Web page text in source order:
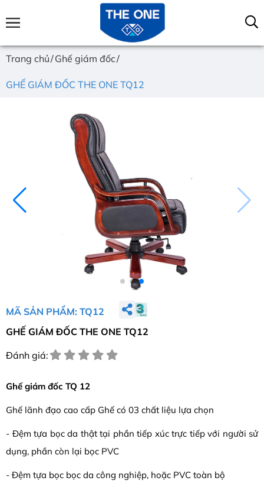
Trang chủ Ghế giám đốc
GHẾ GIÁM ĐỐC THE ONE TQ12
MÃ SẢN PHẨM: TQ12
GHẾ GIÁM ĐỐC THE ONE TQ12
Đánh giá:
Ghế giám đốc TQ 12
Ghế lãnh đạo cao cấp Ghế có 03 chất liệu lựa chọn
- Đệm tựa bọc da thật tại phần tiếp xúc trực tiếp với người sử
dụng, phần còn lại bọc PVC
- Đệm tựa bọc bọc da công nghiệp, hoặc PVC toàn bộ